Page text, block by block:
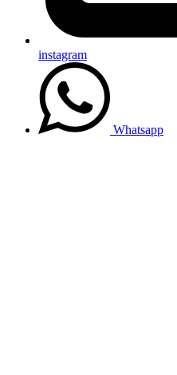
instagram
Whatsapp